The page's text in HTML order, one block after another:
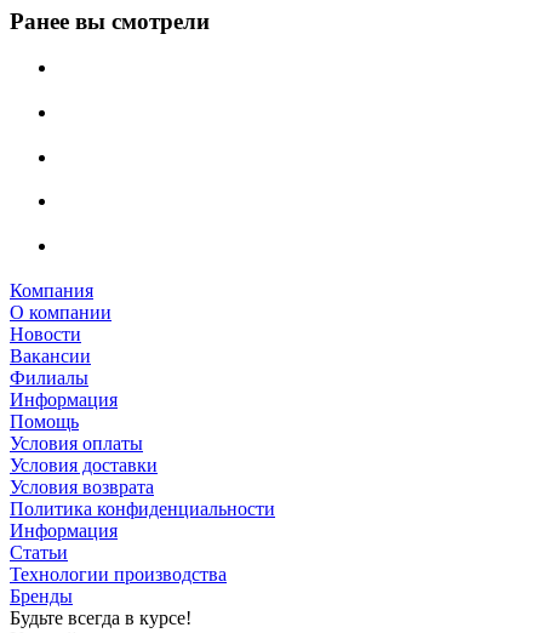
Ранее вы смотрели
Компания
О компании
Новости
Вакансии
Филиалы
Информация
Помощь
Условия оплаты
Условия доставки
Условия возврата
Политика конфиденциальности
Информация
Статьи
Технологии производства
Бренды
Будьте всегда в курсе!